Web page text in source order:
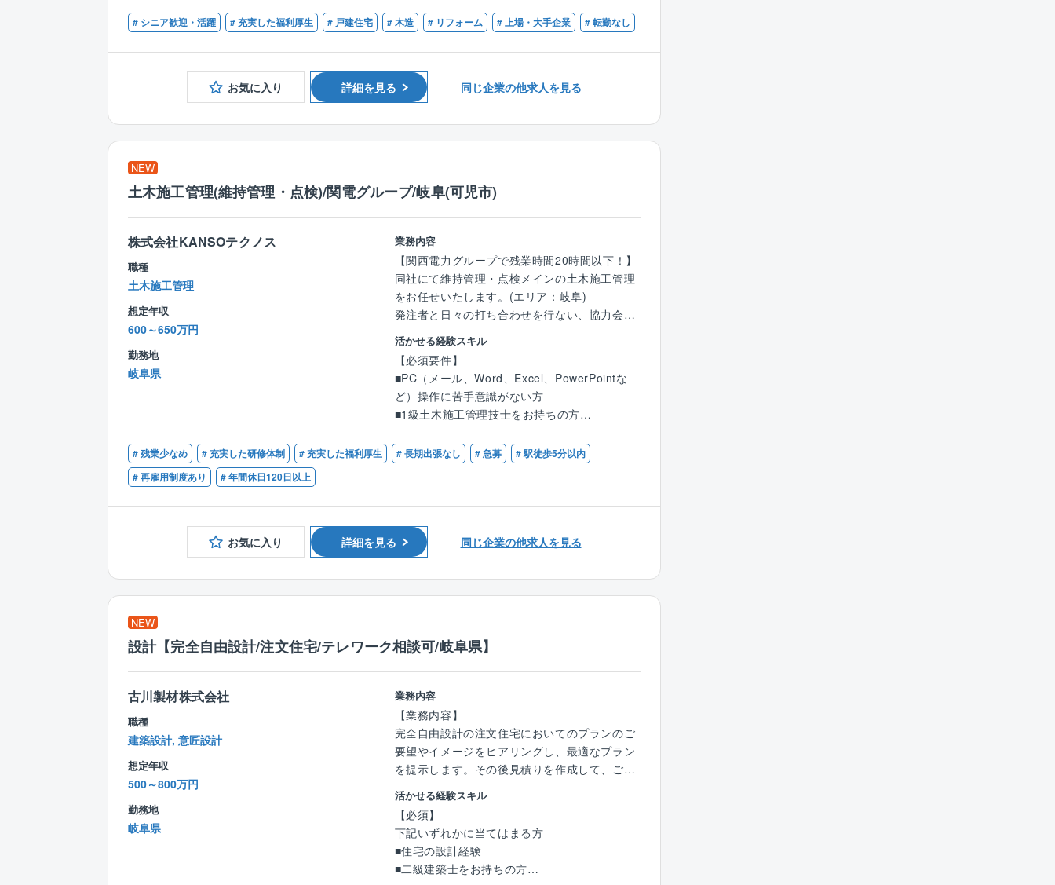
【インセンティブについて】
昨年度実績は49万円となっており安定的な働き
には100万円を超える方もおります！
＼キャリアアップについて／
メンテナンス担当としてご経験を積んでいただ
ただくことも可能です！
国土交通省の「長期優良住宅化リフォーム推進
事業」や脱炭素社会の実現に向けた良質な住宅
ストックの確保のために市場は今後も伸びてい
く予想がされています。
同社も住宅着工件数に伴いニーズが拡大してお
ります。
【福利厚生】
住宅手当、子ども同伴勤務制度、半日/時間単位
有給休暇制度など福利厚生の充実度向上を図っ
【同社について】
事業、集合住宅事業、マンション事業、保険代
理店業、家具/インテリアなどにも取り組んでい
同社で建築されたお施主様に対して、住宅を長
持ちさせる工事やリフォーム工事のご提案（保
同社では住宅引き渡し10年後、保証延長を行う
かどうかの確認を行っており、延長される場合
ます。
基本タマホーム株式会社で住宅を購入された方
へのアプローチとなりますので、すべて既存の
お客様となり基本的に関係性が良い方が多いで
す。
電話/メール等で問い合わせがあったお客様への
リフォーム工事のご提案となり、一部、店舗へ
新規来場したお客様を対応する場合もありま
す。
月に3～4件のアプローチを行います。※支店ご
とに変動
■働き方：
残業は月あたり10～20時間程度となり、支店は
■稼いでいる方の例：
15年目 係長／年収1,633万円（月収43.4万円
歩合＋賞与＋残業代）
■福利厚生：
住宅手当、子ども同伴勤務制度、半日/時間単位
有給休暇制度など福利厚生の充実度向上を図
り、従業員が健康で安心して働ける環境の整備
してまいります。
■同社について：
「日本の家は高すぎる」。今から20数年前、創
業者の玉木康裕がアメリカを訪れたときに感じ
■１級建築施工管理技士または一級建築士の資
格をお持ちの方
■２級建築施工管理技士や、二級建築士の資格
をお持ちの方
# シニア歓迎・活躍 # 充実した福利厚生 # 戸建住宅 # 木造 # リフォーム # 上場・大手企業 # 転勤なし
お気に入り 詳細を見る 同じ企業の他求人を見る
NEW
土木施工管理(維持管理・点検)/関電グループ/岐阜(可児市)
株式会社KANSOテクノス
職種
土木施工管理
想定年収
600～650万円
勤務地
岐阜県
業務内容
【関西電力グループで残業時間20時間以下！】
同社にて維持管理・点検メインの土木施工管理
をお任せいたします。(エリア：岐阜)
発注者と日々の打ち合わせを行ない、協力会社
の方々と調整しながら工事を進めていきます。
案件にもよりますが、内勤も半分ほどあり、働
きやすい環境です。
■土木工事の施工管理
*安全管理（作業者が危険な行動をしていない
か）
*品質管理（設計と相違はないか）
案件内容：発電関連
関西電力が保持する発電所のメンテナンスがメ
主に、土木構造物（鋼構造・コンクリート）の
調査・試験を行なっています。
【同社について】
同社は、関西電力グループの一員として「環
境」「土木」「建築」分野を統合した、総合環
境エンジニアリング企業です。
これら3分野が連携し、相乗効果を発揮するこ
ング及び設計・施工・メンテナンスに至る全ス
テップにおいて高品質で付加価値の高いサービ
スを一貫して提供しております。
豊かな地域環境の創造とより良い地球環境の実
現に向けて、これまでに蓄積した独自の専門技
活かせる経験スキル
【必須要件】
■PC（メール、Word、Excel、PowerPointな
ど）操作に苦手意識がない方
■1級土木施工管理技士をお持ちの方
# 残業少なめ # 充実した研修体制 # 充実した福利厚生 # 長期出張なし # 急募
# 駅徒歩5分以内
# 再雇用制度あり
# 年間休日120日以上
お気に入り 詳細を見る 同じ企業の他求人を見る
NEW
設計【完全自由設計/注文住宅/テレワーク相談可/岐阜県】
古川製材株式会社
職種
建築設計, 意匠設計
想定年収
500～800万円
勤務地
岐阜県
業務内容
【業務内容】
完全自由設計の注文住宅においてのプランのご
要望やイメージをヒアリングし、最適なプラン
を提示します。その後見積りを作成して、ご契
約をいただきます。
そして発注から最終的な引き渡しまでをトータ
ルに手掛けます。
お客様の思いを反映し、ご家庭全体の暮らしを
彩る設計プランを提案します。
活かせる経験スキル
【必須】
下記いずれかに当てはまる方
■住宅の設計経験
■二級建築士をお持ちの方